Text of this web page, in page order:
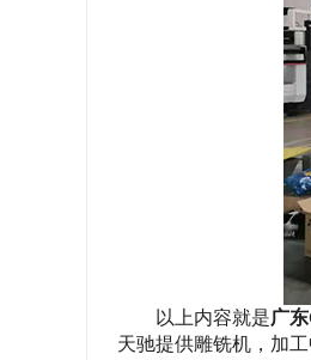
以上内容就是广东
天驰提供雕铣机，加